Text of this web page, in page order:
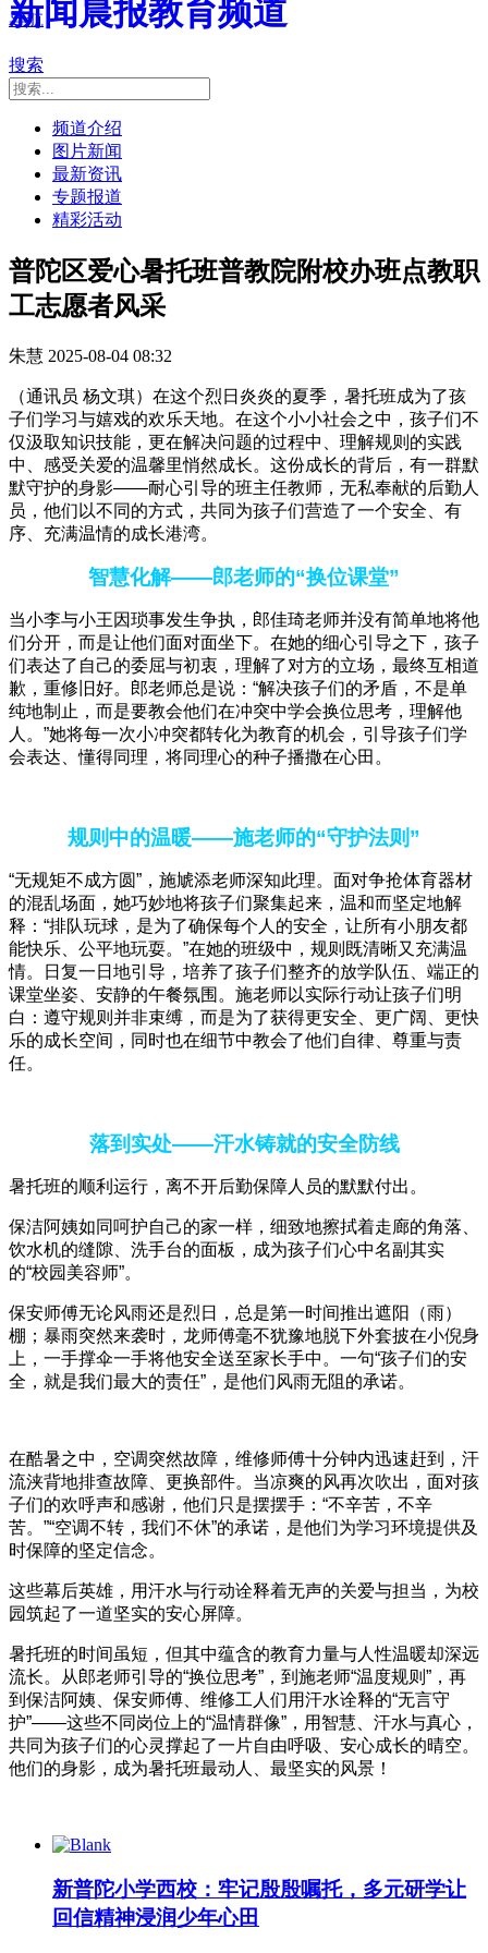
导航
新闻晨报教育频道
搜索
频道介绍
图片新闻
最新资讯
专题报道
精彩活动
普陀区爱心暑托班普教院附校办班点教职
工志愿者风采
朱慧 2025-08-04 08:32
（通讯员 杨文琪）在这个烈日炎炎的夏季，暑托班成为了孩
子们学习与嬉戏的欢乐天地。在这个小小社会之中，孩子们不
仅汲取知识技能，更在解决问题的过程中、理解规则的实践
中、感受关爱的温馨里悄然成长。这份成长的背后，有一群默
默守护的身影——耐心引导的班主任教师，无私奉献的后勤人
员，他们以不同的方式，共同为孩子们营造了一个安全、有
序、充满温情的成长港湾。
智慧化解——郎老师的“换位课堂”
当小李与小王因琐事发生争执，郎佳琦老师并没有简单地将他
们分开，而是让他们面对面坐下。在她的细心引导之下，孩子
们表达了自己的委屈与初衷，理解了对方的立场，最终互相道
歉，重修旧好。郎老师总是说：“解决孩子们的矛盾，不是单
纯地制止，而是要教会他们在冲突中学会换位思考，理解他
人。”她将每一次小冲突都转化为教育的机会，引导孩子们学
会表达、懂得同理，将同理心的种子播撒在心田。
规则中的温暖——施老师的“守护法则”
“无规矩不成方圆”，施虓添老师深知此理。面对争抢体育器材
的混乱场面，她巧妙地将孩子们聚集起来，温和而坚定地解
释：“排队玩球，是为了确保每个人的安全，让所有小朋友都
能快乐、公平地玩耍。”在她的班级中，规则既清晰又充满温
情。日复一日地引导，培养了孩子们整齐的放学队伍、端正的
课堂坐姿、安静的午餐氛围。施老师以实际行动让孩子们明
白：遵守规则并非束缚，而是为了获得更安全、更广阔、更快
乐的成长空间，同时也在细节中教会了他们自律、尊重与责
任。
落到实处——汗水铸就的安全防线
暑托班的顺利运行，离不开后勤保障人员的默默付出。
保洁阿姨如同呵护自己的家一样，细致地擦拭着走廊的角落、
饮水机的缝隙、洗手台的面板，成为孩子们心中名副其实
的“校园美容师”。
保安师傅无论风雨还是烈日，总是第一时间推出遮阳（雨）
棚；暴雨突然来袭时，龙师傅毫不犹豫地脱下外套披在小倪身
上，一手撑伞一手将他安全送至家长手中。一句“孩子们的安
全，就是我们最大的责任”，是他们风雨无阻的承诺。
在酷暑之中，空调突然故障，维修师傅十分钟内迅速赶到，汗
流浃背地排查故障、更换部件。当凉爽的风再次吹出，面对孩
子们的欢呼声和感谢，他们只是摆摆手：“不辛苦，不辛
苦。”“空调不转，我们不休”的承诺，是他们为学习环境提供及
时保障的坚定信念。
这些幕后英雄，用汗水与行动诠释着无声的关爱与担当，为校
园筑起了一道坚实的安心屏障。
暑托班的时间虽短，但其中蕴含的教育力量与人性温暖却深远
流长。从郎老师引导的“换位思考”，到施老师“温度规则”，再
到保洁阿姨、保安师傅、维修工人们用汗水诠释的“无言守
护”——这些不同岗位上的“温情群像”，用智慧、汗水与真心，
共同为孩子们的心灵撑起了一片自由呼吸、安心成长的晴空。
他们的身影，成为暑托班最动人、最坚实的风景！
新普陀小学西校：牢记殷殷嘱托，多元研学让
回信精神浸润少年心田